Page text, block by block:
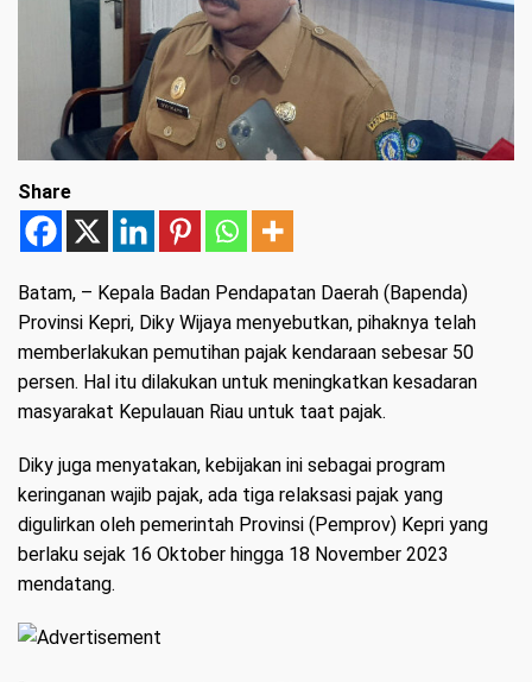
Share
Batam, – Kepala Badan Pendapatan Daerah (Bapenda)
Provinsi Kepri, Diky Wijaya menyebutkan, pihaknya telah
memberlakukan pemutihan pajak kendaraan sebesar 50
persen. Hal itu dilakukan untuk meningkatkan kesadaran
masyarakat Kepulauan Riau untuk taat pajak.
Diky juga menyatakan, kebijakan ini sebagai program
keringanan wajib pajak, ada tiga relaksasi pajak yang
digulirkan oleh pemerintah Provinsi (Pemprov) Kepri yang
berlaku sejak 16 Oktober hingga 18 November 2023
mendatang.